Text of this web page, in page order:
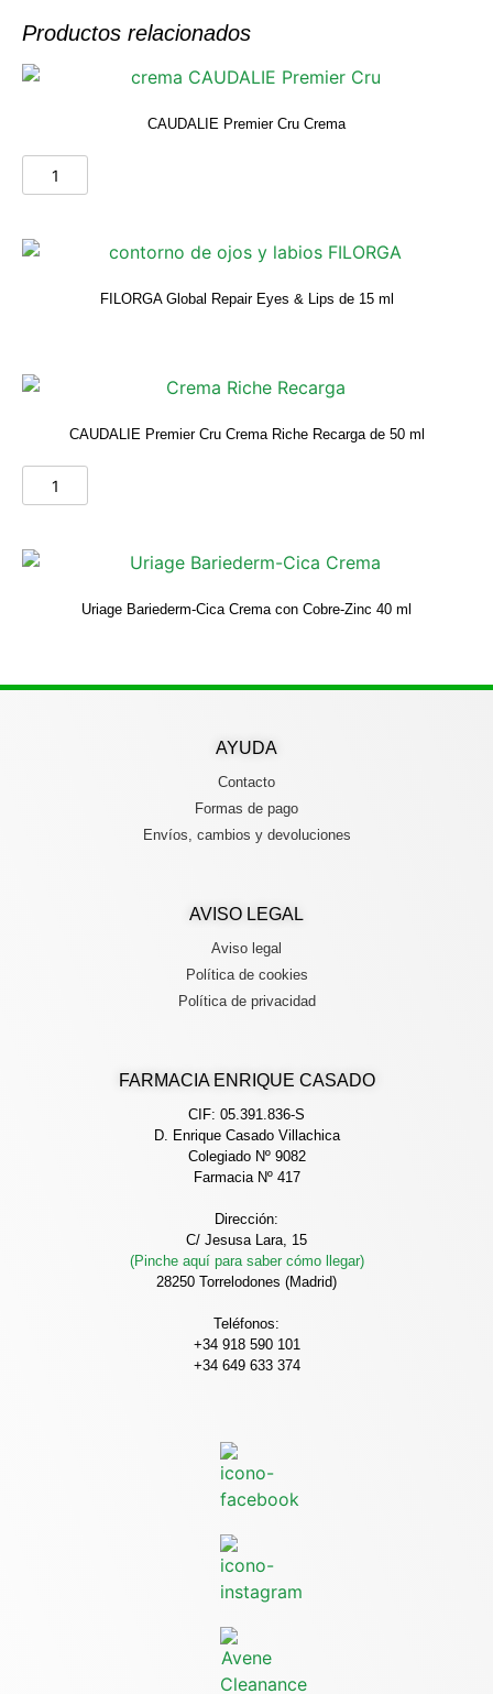
Productos relacionados
CAUDALIE Premier Cru Crema
FILORGA Global Repair Eyes & Lips de 15 ml
CAUDALIE Premier Cru Crema Riche Recarga de 50 ml
Uriage Bariederm-Cica Crema con Cobre-Zinc 40 ml
FARMACIA ENRIQUE CASADO
CIF: 05.391.836-S
D. Enrique Casado Villachica
Colegiado Nº 9082
Farmacia Nº 417
Dirección:
C/ Jesusa Lara, 15
(Pinche aquí para saber cómo llegar)
28250 Torrelodones (Madrid)
Teléfonos:
+34 918 590 101
+34 649 633 374
AVISO LEGAL
Aviso legal
Política de cookies
Política de privacidad
AYUDA
Contacto
Formas de pago
Envíos, cambios y devoluciones